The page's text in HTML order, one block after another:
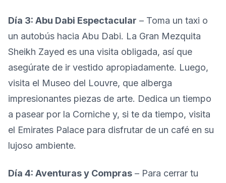
Día 3: Abu Dabi Espectacular – Toma un taxi o
un autobús hacia Abu Dabi. La Gran Mezquita
Sheikh Zayed es una visita obligada, así que
asegúrate de ir vestido apropiadamente. Luego,
visita el Museo del Louvre, que alberga
impresionantes piezas de arte. Dedica un tiempo
a pasear por la Corniche y, si te da tiempo, visita
el Emirates Palace para disfrutar de un café en su
lujoso ambiente.
Día 4: Aventuras y Compras – Para cerrar tu